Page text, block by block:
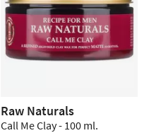
Raw Naturals
Call Me Clay - 100 ml.